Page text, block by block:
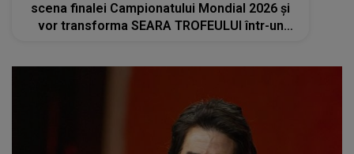
scena finalei Campionatului Mondial 2026 și
vor transforma SEARA TROFEULUI într-un